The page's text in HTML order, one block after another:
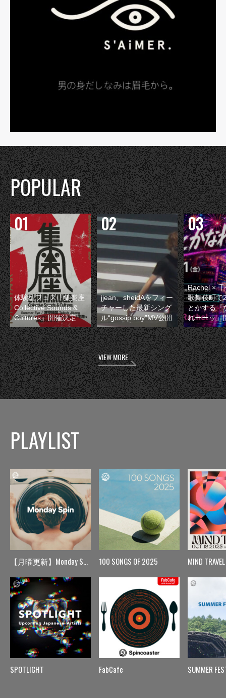
POPULAR
体験型フェス『集楽座
Collective Sounds &
Cultures』開催決定
jjean、sheidAをフィー
チャーした最新シング
ル“gossip boy”MV公開
Rachel ×
歌舞伎町で
とかする『
れーーッ』
VIEW MORE
PLAYLIST
【月曜更新】Monday Spin
SPOTLIGHT
100 SONGS OF 2025
FabCafe
MIND TRAVEL
SUMMER